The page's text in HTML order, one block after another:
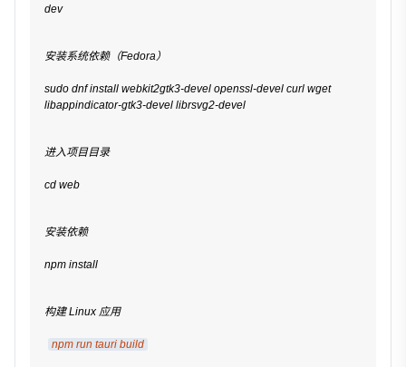
dev
安装系统依赖（Fedora）
sudo dnf install webkit2gtk3-devel openssl-devel curl wget
libappindicator-gtk3-devel librsvg2-devel
进入项目目录
cd web
安装依赖
npm install
构建 Linux 应用
npm run tauri build